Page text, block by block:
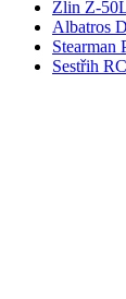
Zlin Z-
Albatros
Sestřih